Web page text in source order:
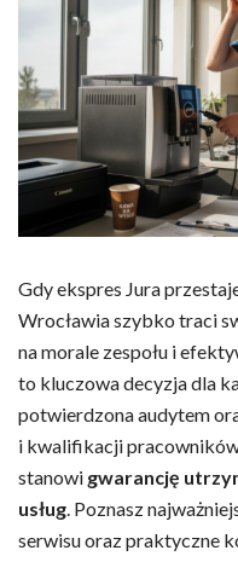
Gdy ekspres Jura
Wrocławia szybko traci
na morale zespołu i
to kluczowa decyzja dla
potwierdzona audytem
i kwalifikacji
stanowi gwarancję
usług. Poznasz
serwisu oraz praktyczne